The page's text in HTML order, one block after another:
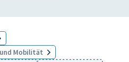
Mobilität